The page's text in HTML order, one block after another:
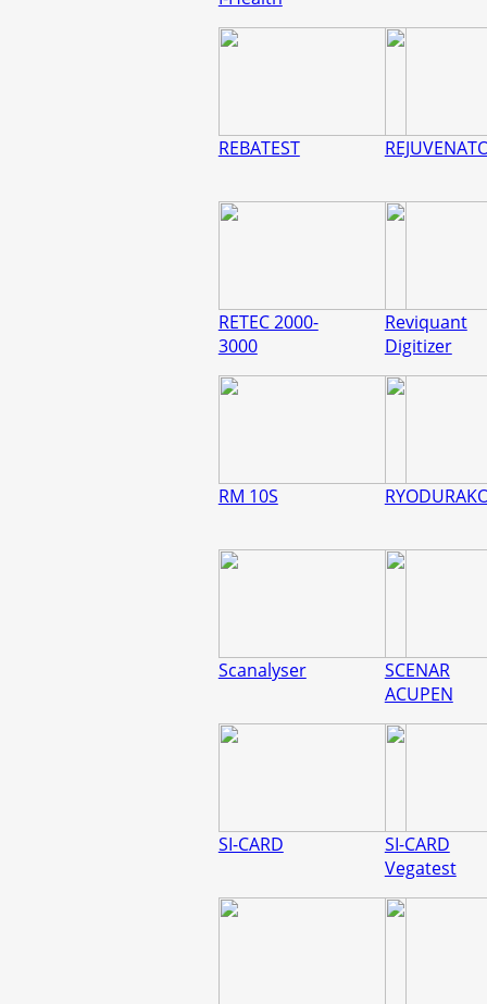
REBATEST
RETEC 2000-
3000
Reviquant
Digitizer
RM 10S
Scanalyser
SCENAR
ACUPEN
SI-CARD
SI-CARD
Vegatest